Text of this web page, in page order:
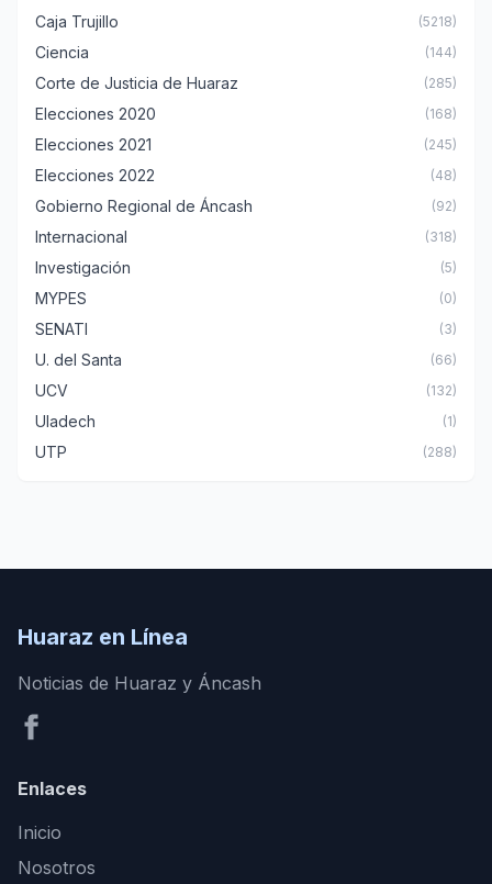
Caja Trujillo (5218)
Ciencia (144)
Corte de Justicia de Huaraz (285)
Elecciones 2020 (168)
Elecciones 2021 (245)
Elecciones 2022 (48)
Gobierno Regional de Áncash (92)
Internacional (318)
Investigación (5)
MYPES (0)
SENATI (3)
U. del Santa (66)
UCV (132)
Uladech (1)
UTP (288)
Huaraz en Línea
Noticias de Huaraz y Áncash
Enlaces
Inicio
Nosotros